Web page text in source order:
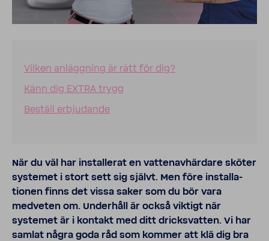
Vilken anläggning är rätt för dig?
Känn dig EXTRA trygg
Beställ erbjudande
När du väl har instal­lerat en vatten­av­här­dare sköter
systemet i stort sett sig självt. Men före instal­la­
tionen finns det vissa saker som du bör vara
medveten om. Under­håll är också viktigt när
systemet är i kontakt med ditt dricks­vatten. Vi har
samlat några goda råd som kommer att klä dig bra